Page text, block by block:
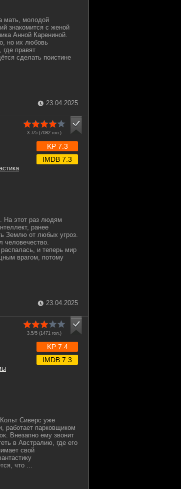
мать, молодой
знакомится с женой
Анной Карениной.
но их любовь
правят
сделать поистине
23.04.2025
3.7/5 (7082 гол.)
KP 7.3
IMDB 7.3
На этот раз людям
ранее
Землю от любых угроз.
человечество.
и теперь мир
врагом, потому
23.04.2025
3.5/5 (1471 гол.)
KP 7.4
IMDB 7.3
Сиверс уже
работает парковщиком
Внезапно ему звонит
в Австралию, где его
свой
что ...